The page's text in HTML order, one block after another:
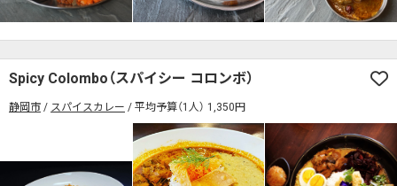
Spicy Colombo（スパイシー コロンボ）
静岡市 スパイスカレー 平均予算（1人） 1,350円